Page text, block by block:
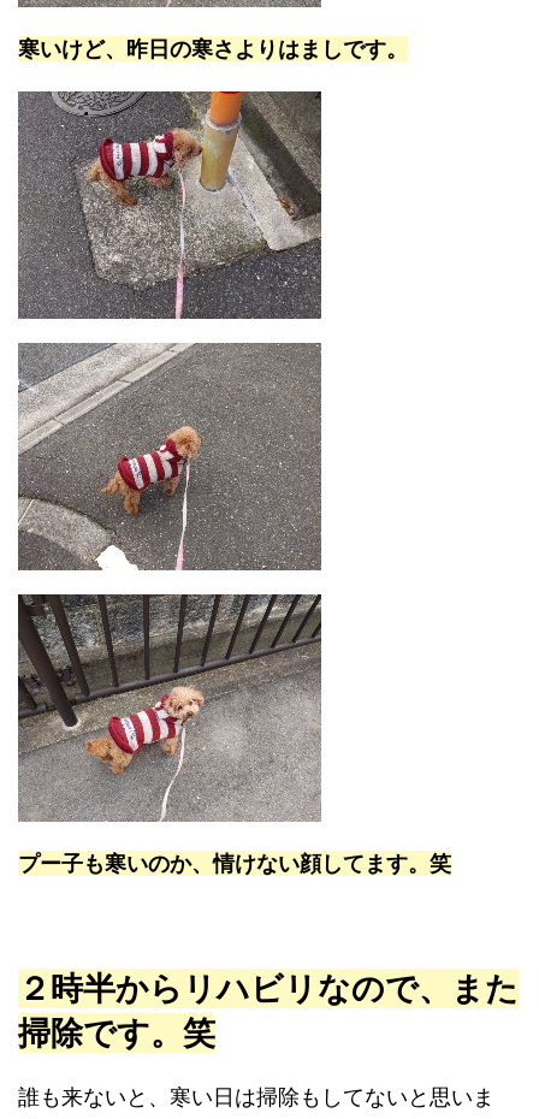
寒いけど、昨日の寒さよりはましです。
プー子も寒いのか、情けない顔してます。笑
２時半からリハビリなので、また
掃除です。笑
誰も来ないと、寒い日は掃除もしてないと思いま